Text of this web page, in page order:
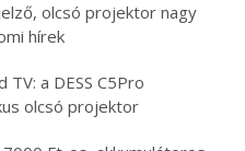
olcsó projektor nagy
hírek
a DESS C5Pro
olcsó projektor